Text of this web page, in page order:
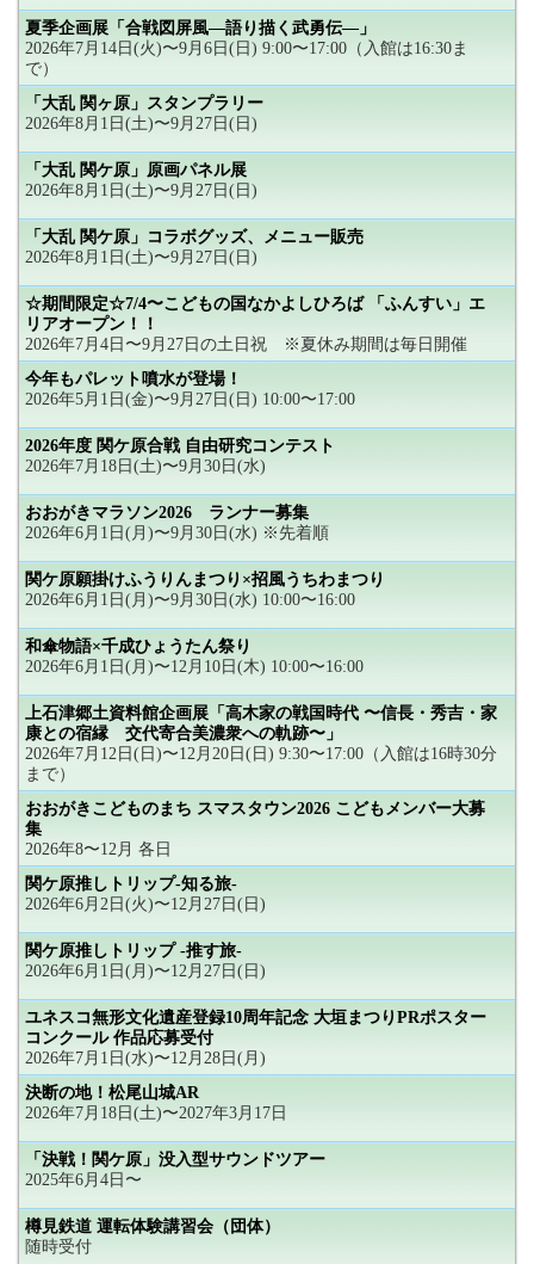
夏季企画展「合戦図屏風―語り描く武勇伝―」
2026年7月14日(火)〜9月6日(日) 9:00〜17:00（入館は16:30ま
で）
「大乱 関ヶ原」スタンプラリー
2026年8月1日(土)〜9月27日(日)
「大乱 関ケ原」原画パネル展
2026年8月1日(土)〜9月27日(日)
「大乱 関ケ原」コラボグッズ、メニュー販売
2026年8月1日(土)〜9月27日(日)
☆期間限定☆7/4〜こどもの国なかよしひろば 「ふんすい」エ
リアオープン！！
2026年7月4日〜9月27日の土日祝 ※夏休み期間は毎日開催
今年もパレット噴水が登場！
2026年5月1日(金)〜9月27日(日) 10:00〜17:00
2026年度 関ケ原合戦 自由研究コンテスト
2026年7月18日(土)〜9月30日(水)
おおがきマラソン2026 ランナー募集
2026年6月1日(月)〜9月30日(水) ※先着順
関ケ原願掛けふうりんまつり×招風うちわまつり
2026年6月1日(月)〜9月30日(水) 10:00〜16:00
和傘物語×千成ひょうたん祭り
2026年6月1日(月)〜12月10日(木) 10:00〜16:00
上石津郷土資料館企画展「高木家の戦国時代 〜信長・秀吉・家
康との宿縁 交代寄合美濃衆への軌跡〜」
2026年7月12日(日)〜12月20日(日) 9:30〜17:00（入館は16時30分
まで）
おおがきこどものまち スマスタウン2026 こどもメンバー大募
集
2026年8〜12月 各日
関ケ原推しトリップ-知る旅-
2026年6月2日(火)〜12月27日(日)
関ケ原推しトリップ -推す旅-
2026年6月1日(月)〜12月27日(日)
ユネスコ無形文化遺産登録10周年記念 大垣まつりPRポスター
コンクール 作品応募受付
2026年7月1日(水)〜12月28日(月)
決断の地！松尾山城AR
2026年7月18日(土)〜2027年3月17日
「決戦！関ケ原」没入型サウンドツアー
2025年6月4日〜
樽見鉄道 運転体験講習会（団体）
随時受付